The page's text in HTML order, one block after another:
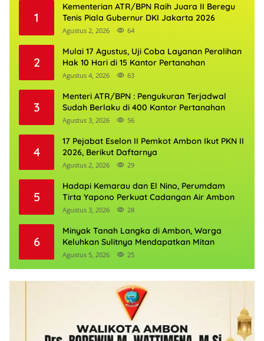
1
Kementerian ATR/BPN Raih Juara II Beregu
Tenis Piala Gubernur DKI Jakarta 2026
Agustus 2, 2026 64
2
Mulai 17 Agustus, Uji Coba Layanan Peralihan
Hak 10 Hari di 15 Kantor Pertanahan
Agustus 4, 2026 63
3
Menteri ATR/BPN : Pengukuran Terjadwal
Sudah Berlaku di 400 Kantor Pertanahan
Agustus 3, 2026 56
4
17 Pejabat Eselon II Pemkot Ambon Ikut PKN II
2026, Berikut Daftarnya
Agustus 2, 2026 29
5
Hadapi Kemarau dan El Nino, Perumdam
Tirta Yapono Perkuat Cadangan Air Ambon
Agustus 3, 2026 28
6
Minyak Tanah Langka di Ambon, Warga
Keluhkan Sulitnya Mendapatkan Mitan
Agustus 5, 2026 25